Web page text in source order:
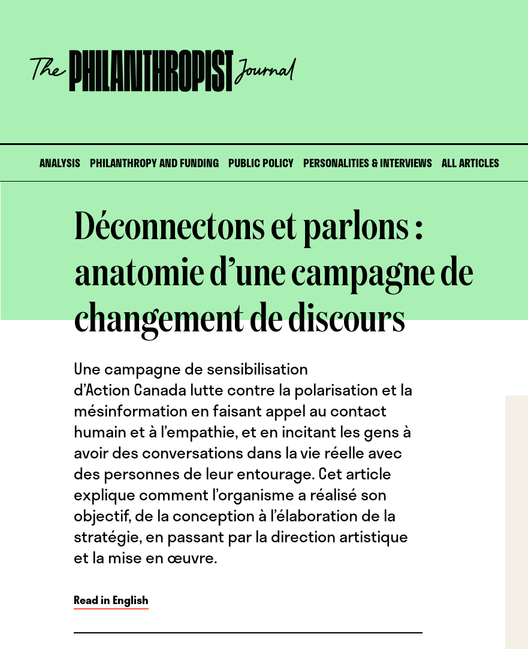
The
Philanthropist
Journal
ANALYSIS PHILANTHROPY AND FUNDING PUBLIC POLICY PERSONALITIES & INTERVIEWS ALL ARTICLES
Déconnectons et parlons :
anatomie d’une campagne de
changement de discours
Une campagne de sensibilisation
d’Action Canada lutte contre la polarisation et la
mésinformation en faisant appel au contact
humain et à l’empathie, et en incitant les gens à
avoir des conversations dans la vie réelle avec
des personnes de leur entourage. Cet article
explique comment l’organisme a réalisé son
objectif, de la conception à l’élaboration de la
stratégie, en passant par la direction artistique
et la mise en œuvre.
Read in English